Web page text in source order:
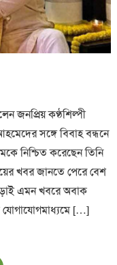
জনপ্রিয় কণ্ঠশিল্পী
সঙ্গে বিবাহ বন্ধনে
নিশ্চিত করেছেন তিনি
খবর জানতে পেরে বেশ
এমন খবরে অবাক
যোগাযোগমাধ্যমে […]